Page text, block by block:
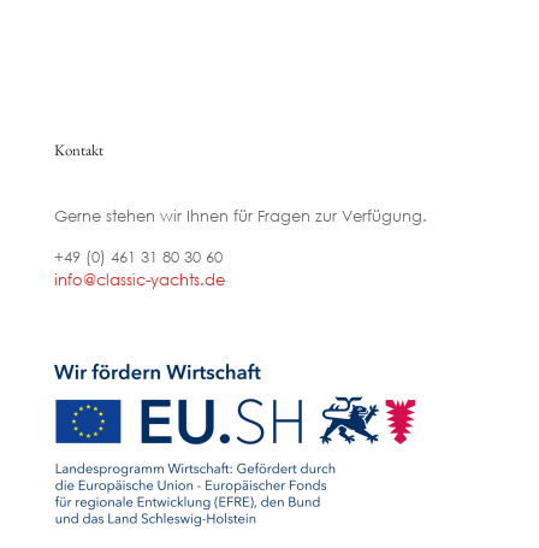
Kontakt
Gerne stehen wir Ihnen für Fragen zur Verfügung.
+49 (0) 461 31 80 30 60
info@classic-yachts.de